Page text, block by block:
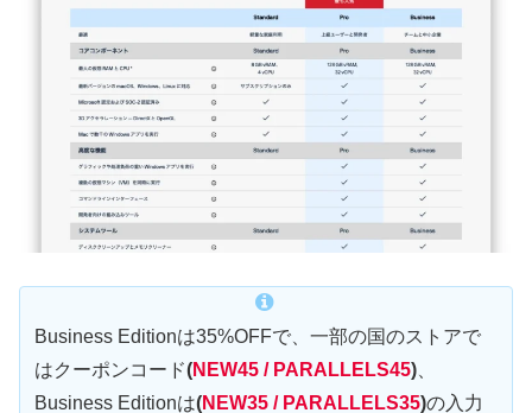
Business Editionは35%OFFで、一部の国のストアで
はクーポンコード(NEW45 / PARALLELS45)
Business Editionは(NEW35 / PARALLELS35)の入力